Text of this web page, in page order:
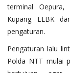
terminal
Kupang LLBK
pengaturan.
Pengaturan lalu
Polda NTT mulai